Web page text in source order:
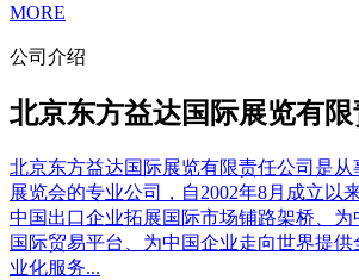
MORE
公司介绍
北京东方益达国际展览有限
北京东方益达国际展览有限责任公司是
展览会的专业公司，自2002年8月成立以
中国出口企业拓展国际市场铺路架桥、
国际贸易平台、为中国企业走向世界提
业化服务...